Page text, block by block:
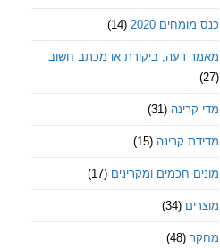
כנס מומחים 2020 (14)
מאמר דעה, ביקורת או מכתב חשוב
(27)
מדי קרינה (31)
מדידת קרינה (15)
מונים חכמים ומקרינים (17)
מוצרים (34)
מחקר (48)